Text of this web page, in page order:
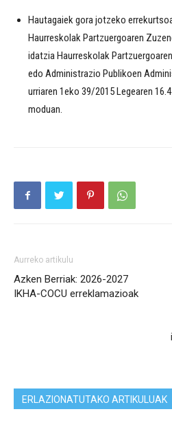
Hautagaiek gora jotzeko
Haurreskolak Partzuergoaren
idatzia Haurreskolak
edo Administrazio Publikoen
urriaren 1eko 39/2015 Legearen
moduan.
Aurreko artikulu
Azken Berriak: 2026-2027
IKHA-COCU erreklamazioak
ERLAZIONATUTAKO ARTIKULUAK